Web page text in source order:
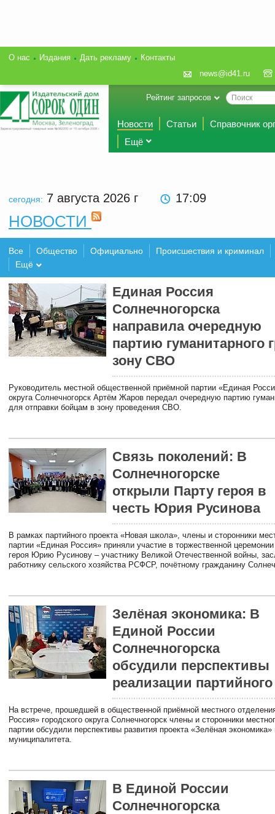
О нас Издания Дать рекламу
Контакты
news@id41.ru
Рейтинг запросов
Новости Статьи
Справочник
Ещё
сегодня: 7 августа 2026 г 17:09
НОВОСТИ
Все Общество Официально
Происшествия и криминал
Ещё
Единая Россия
Солнечногорска
направила очередную
партию гуманитарного
зону СВО
Руководитель местной общественной приёмной партии «Единая
округа Солнечногорск Артём Жаров передал очередную партию
для отправки бойцам в зону проведения СВО.
Связь поколений: В
Солнечногорске
открыли Парту героя в
честь Юрия Русинова
В рамках партийного проекта «Новая школа», члены и сторонники
партии «Единая Россия» приняли участие в торжественной
героя Юрию Русинову – участнику Великой Отечественной войны,
работнику сельского хозяйства РСФСР, почётному гражданину
Зелёная экономика: В
Единой России
Солнечногорска
обсудили перспективы
реализации партийного
На встрече, прошедшей в общественной приёмной местного
Россия» городского округа Солнечногорск члены и сторонники
партии обсудили перспективы развития проекта «Зелёная экономика»
муниципалитета.
В Единой России
Солнечногорска